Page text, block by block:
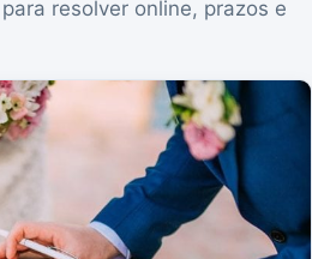
resolver online, prazos e